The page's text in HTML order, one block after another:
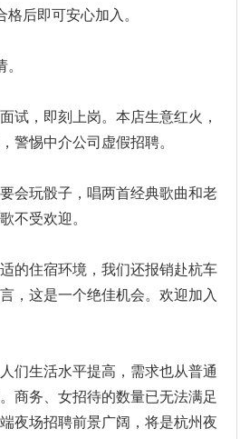
后即可安心加入。
试，即刻上岗。本店生意红火，
警惕中介公司虚假招聘。
会玩骰子，唱两首经典歌曲和老
不受欢迎。
的住宿环境，我们还报销赴杭车
，这是一个绝佳机会。欢迎加入
们生活水平提高，需求也从普通
商务、女招待的数量已无法满足
夜场招聘前景广阔，将是杭州夜